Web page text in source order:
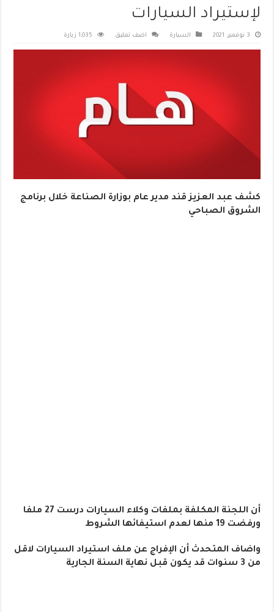
لإستيراد السيارات
3 نوفمبر، 2021 السيارة اضف تعليق 1,035 زيارة
كشف عبد العزيز قند مدير عام بوزارة الصناعة خلال برنامج
الشروق الصباحي
أن اللجنة المكلفة بملفات وكلاء السيارات درست 27 ملفا
ورفضت 19 منها لعدم استيفائها الشروط
واضاف المتحدث أن الإفراج عن ملف استيراد السيارات لاقل
من 3 سنوات قد يكون قبل نهاية السنة الجارية